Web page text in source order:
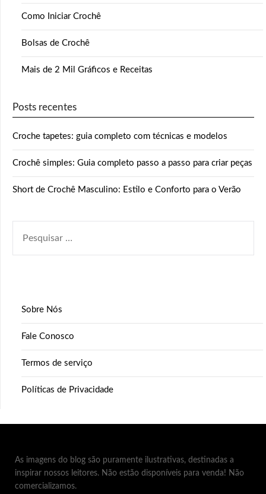
Como Iniciar Crochê
Bolsas de Crochê
Mais de 2 Mil Gráficos e Receitas
Posts recentes
Croche tapetes: guia completo com técnicas e modelos
Crochê simples: Guia completo passo a passo para criar peças
Short de Crochê Masculino: Estilo e Conforto para o Verão
POR:
Sobre Nós
Fale Conosco
Termos de serviço
Políticas de Privacidade
As imagens do blog são puramente ilustrativas, destinadas a
inspirar nossos leitores. Não estão disponíveis para venda! Não
comercializamos.